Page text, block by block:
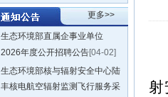
更多>>
生态环境部直属企事业单位
2026年度公开招聘公告[04-02]
生态环境部核与辐射安全中心陆
丰核电航空辐射监测飞行服务采